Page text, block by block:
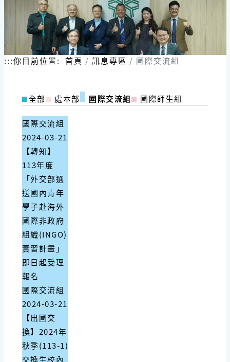
:::你目前位置: 首頁 訊息專區 國際交流組
全部 處本部 國際交流組 國際師生組
國際交流組
2024-03-21
【轉知】
113年度
「外交部選
送國內青年
學子赴海外
國際非政府
組織(INGO)
實習計畫」
即日起受理
報名
國際交流組
2024-03-21
【出國交
換】2024年
秋季(113-1)
交換生校內